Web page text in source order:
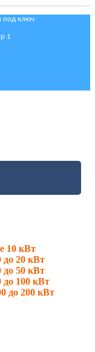
под ключ
1
10 кВт
20 кВт
50 кВт
100 кВт
до 200 кВт